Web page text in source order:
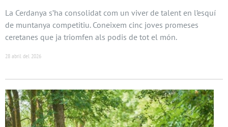
La Cerdanya s’ha consolidat com un viver de talent en l’esquí
de muntanya competitiu. Coneixem cinc joves promeses
ceretanes que ja triomfen als podis de tot el món.
28 abril del 2026